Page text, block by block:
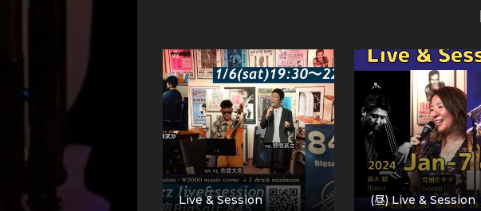
Live & Session (昼) Live & Session